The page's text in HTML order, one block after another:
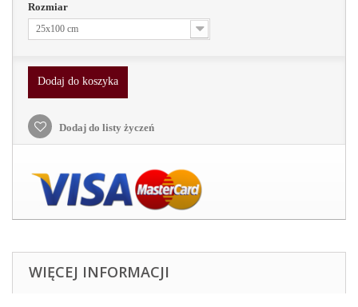
Rozmiar
25x100 cm
Dodaj do koszyka
Dodaj do listy życzeń
WIĘCEJ INFORMACJI